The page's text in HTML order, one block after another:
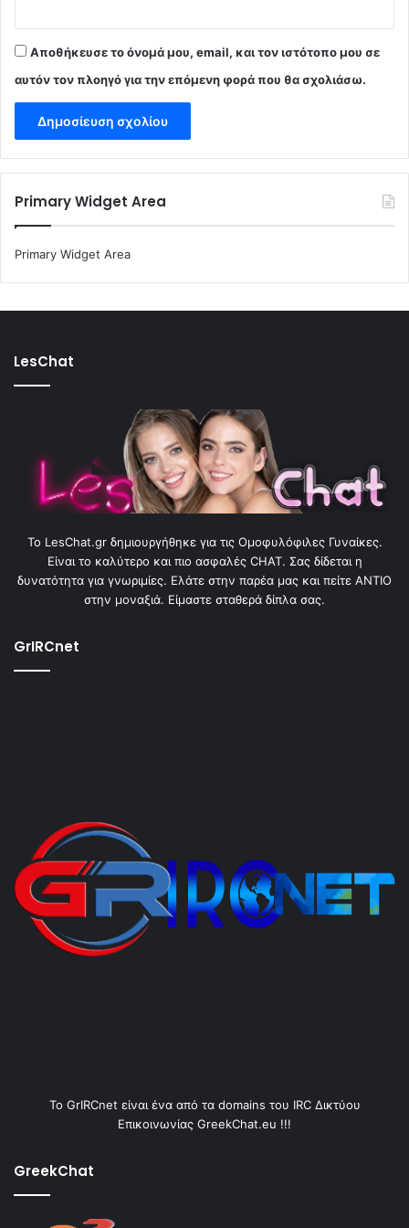
Αποθήκευσε το όνομά μου, email, και τον ιστότοπο μου σε
αυτόν τον πλοηγό για την επόμενη φορά που θα σχολιάσω.
Primary Widget Area
Primary Widget Area
LesChat
To LesChat.gr δημιουργήθηκε για τις Ομοφυλόφιλες Γυναίκες.
Είναι το καλύτερο και πιο ασφαλές CHAT. Σας δίδεται η
δυνατότητα για γνωριμίες. Ελάτε στην παρέα μας και πείτε ΑΝΤΙΟ
στην μοναξιά. Είμαστε σταθερά δίπλα σας.
GrIRCnet
Το GrIRCnet είναι ένα από τα domains του IRC Δικτύου
Επικοινωνίας GreekChat.eu !!!
GreekChat